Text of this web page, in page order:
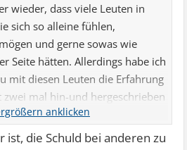
wieder, dass viele Leuten in
sich so alleine fühlen,
und gerne sowas wie
Seite hätten. Allerdings habe ich
mit diesen Leuten die Erfahrung
zwei mal hin-und hergeschrieben
genau von diesen Leuten
bitte mal jemand erklären?
die Schuld bei anderen zu